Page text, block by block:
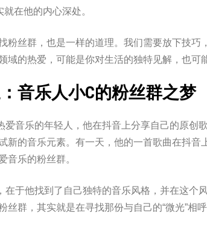
就在他的内心深处。
粉丝群，也是一样的道理。我们需要放下技巧
域的热爱，可能是你对生活的独特见解，也可
音乐人小C的粉丝群之梦
爱音乐的年轻人，他在抖音上分享自己的原创
新的音乐元素。有一天，他的一首歌曲在抖
音乐的粉丝群。
在于他找到了自己独特的音乐风格，并在这个
丝群，其实就是在寻找那份与自己的“微光”相呼